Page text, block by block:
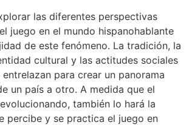
las diferentes perspectivas
juego en el mundo hispanohablante
de este fenómeno. La tradición, la
cultural y las actitudes sociales
para crear un panorama
un país a otro. A medida que el
también lo hará la
percibe y se practica el juego en